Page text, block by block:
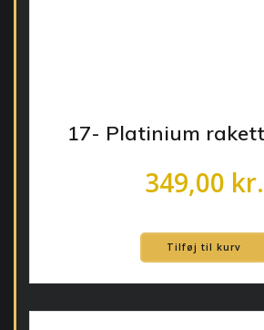
17- Platinium
349,00 kr.
Tilføj til kurv